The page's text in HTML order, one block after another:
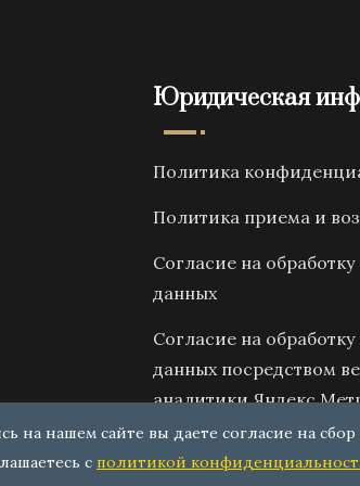
Юридическая
Политика
Политика приема и
Согласие на
данных
Согласие на
данных посредством
аналитики Яндекс
на нашем сайте вы даете согласие на сбор
с политикой